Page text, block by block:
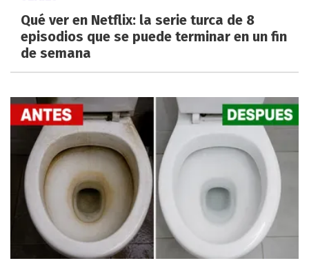
Qué ver en Netflix: la serie turca de 8
episodios que se puede terminar en un fin
de semana